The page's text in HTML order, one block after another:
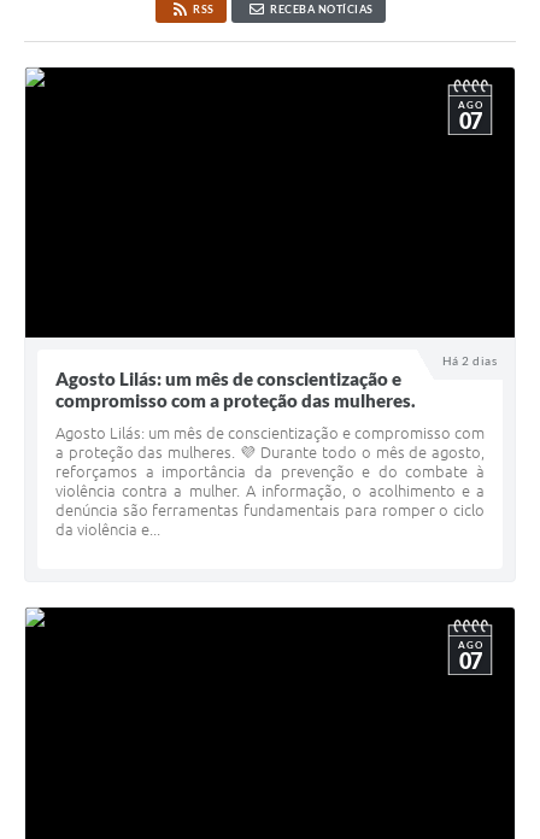
RSS RECEBA NOTÍCIAS
Há 2 dias
AGO
07
Agosto Lilás: um mês de conscientização e
compromisso com a proteção das mulheres.
Agosto Lilás: um mês de conscientização e compromisso com
a proteção das mulheres. 💜 Durante todo o mês de agosto,
reforçamos a importância da prevenção e do combate à
violência contra a mulher. A informação, o acolhimento e a
denúncia são ferramentas fundamentais para romper o ciclo
da violência e...
AGO
07